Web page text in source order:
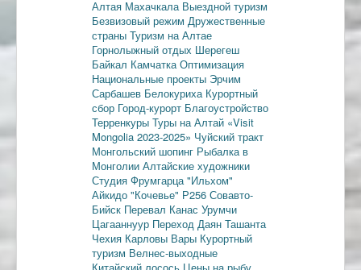
Алтая Махачкала Выездной туризм
Безвизовый режим Дружественные
страны Туризм на Алтае
Горнолыжный отдых Шерегеш
Байкал КамчаткаОптимизация
Национальные проекты Эрчим
Сарбашев Белокуриха Курортный
сбор Город-курорт Благоустройство
Терренкуры Туры на Алтай «Visit
Mongolia 2023-2025» Чуйский тракт
Монгольский шопинг Рыбалка в
Монголии Алтайские художники
Студия Фрумгарца"Ильхом"
Айкидо "Кочевье" Р256 Совавто-
Бийск Перевал Канас Урумчи
Цагааннуур Переход Даян Ташанта
Чехия Карловы Вары Курортный
туризм Велнес-выходные